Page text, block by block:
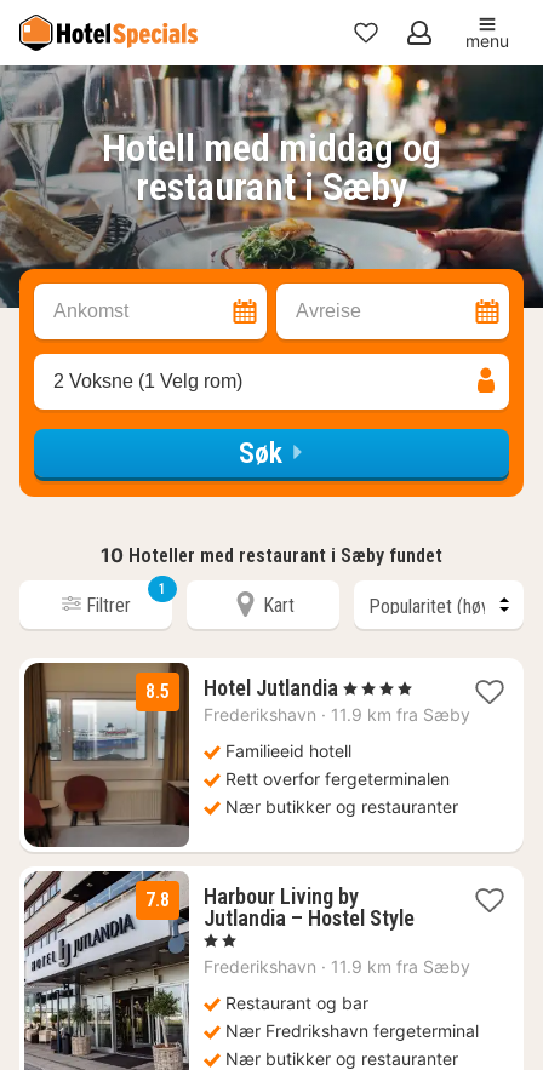
Mine
favoritter
menu
Hotell med middag og
restaurant i Sæby
Ankomst Avreise
2 Voksne (1 Velg rom)
Søk
10 Hoteller med restaurant i Sæby fundet
Filtrer
1
Kart
8.5 Hotel Jutlandia 3
netter
1314
kr.
, 4 Stjerner
Frederikshavn · 11.9 km fra Sæby
Familieeid hotell
Rett overfor fergeterminalen
Nær butikker og restauranter
7.8
Harbour Living by
Jutlandia – Hostel Style1
fra
, 2 Stjerner
Frederikshavn · 11.9 km fra Sæby
Restaurant og bar
Nær Fredrikshavn fergeterminal
Nær butikker og restauranter